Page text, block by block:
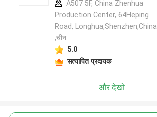
A507 5F, China Zhenhua
Production Center, 64Heping
Road, Longhua,Shenzhen,China
,चीन
5.0
सत्यापित प्रदायक
और देखो